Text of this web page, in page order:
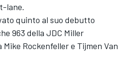
lane.
quinto al suo debutto
963 della JDC Miller
Rockenfeller e Tijmen Van